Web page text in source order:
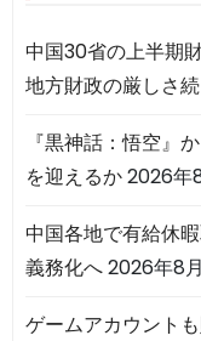
中国30省の上半期
地方財政の厳しさ続
『黒神話：悟空』
を迎えるか2026年
中国各地で有給休
義務化へ2026年8
ゲームアカウント